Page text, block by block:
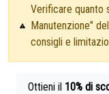
Verificare quanto
Manutenzione"
consigli e
Ottieni il 10% di